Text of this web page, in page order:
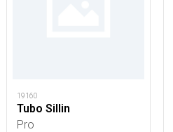
19160
Tubo Sillin
Pro